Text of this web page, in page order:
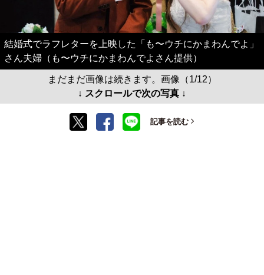
結婚式でラフレターを上映した「も〜ウチにかまわんでよ」
さん夫婦（も〜ウチにかまわんでよさん提供）
まだまだ画像は続きます。画像（1/12）
↓ スクロールで次の写真 ↓
記事を読む